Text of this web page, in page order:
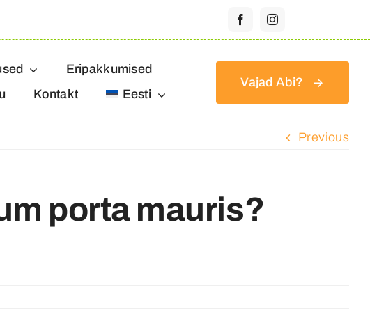
Eripakkumised
Kontakt Eesti
Vajad Abi?
Previous
porta mauris?